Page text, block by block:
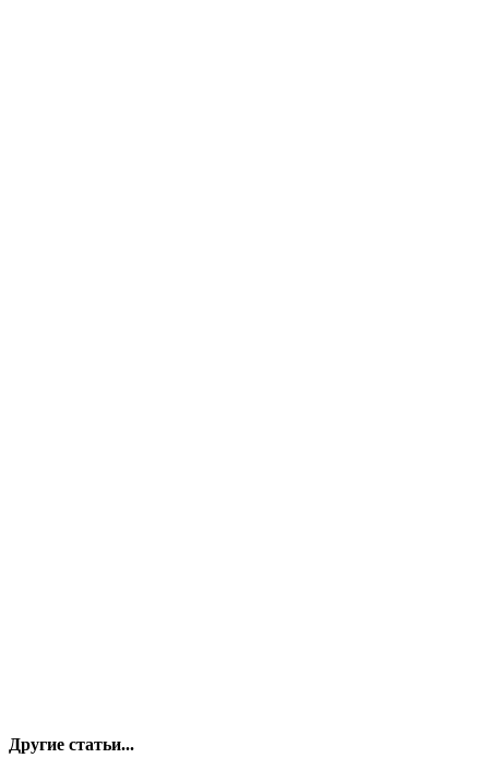
Другие статьи...